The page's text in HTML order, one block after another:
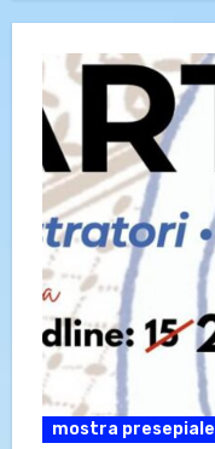
mostra presepiale